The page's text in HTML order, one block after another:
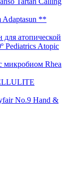
Adaptasun **
атопической
Pediatrics Atopic
микробиом Rhea
No.9 Hand &